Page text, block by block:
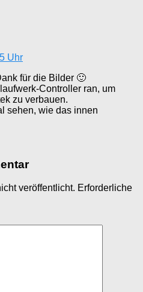
Uhr
für die Bilder 🙂
Controller ran, um
zu verbauen.
sehen, wie das innen
veröffentlicht. Erforderliche